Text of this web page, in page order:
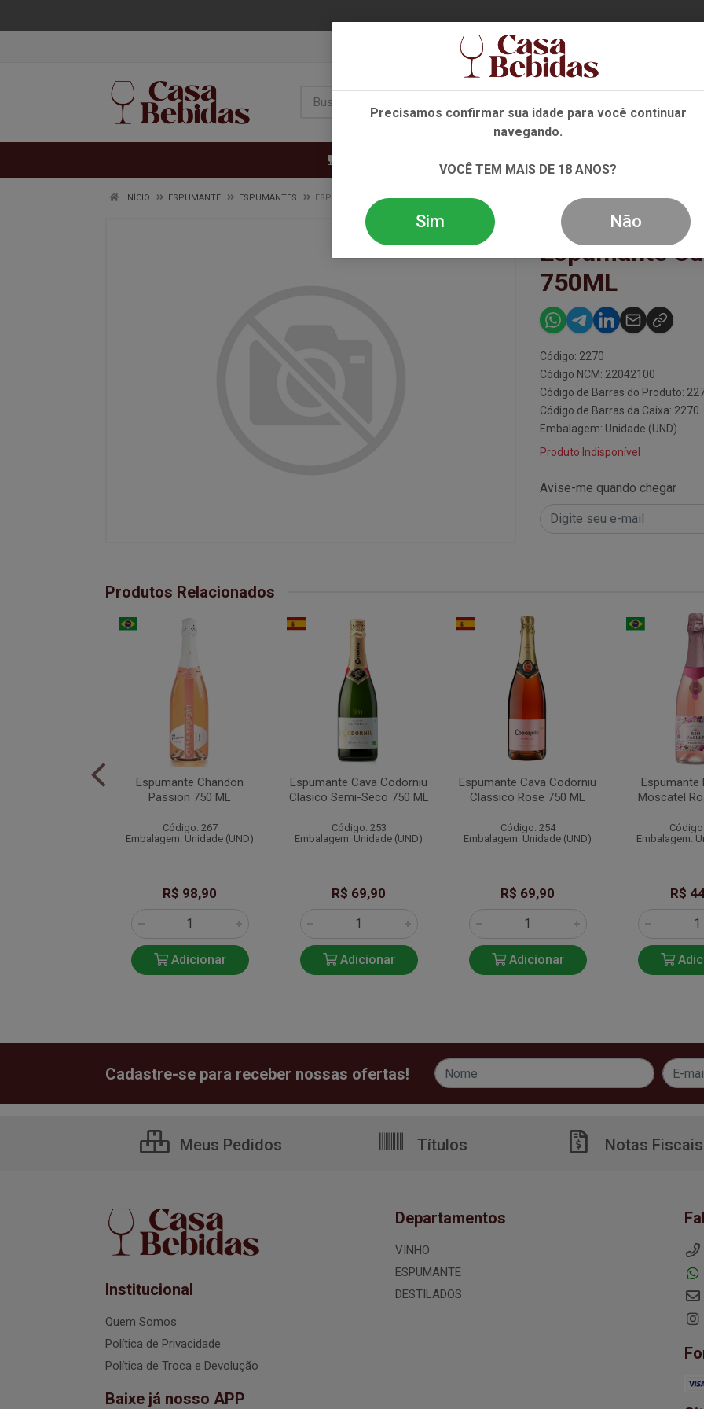
INÍCIO ESPUMANTE ESPUMANTES ESPUMANTE CASA VALDUGA 130 BRUT 750ML
Espumante
750ML
Código: 2270
Código NCM: 22042100
Código de Barras do Produto:
Código de Barras da Caixa: 2270
Embalagem: Unidade (UND)
Produto Indisponível
Avise-me quando chegar
Produtos Relacionados
Espumante Chandon
Passion 750 ML
Código: 267
Embalagem: Unidade (UND)
R$ 98,90
Adicionar
Espumante Cava Codorniu
Clasico Semi-Seco 750 ML
Código: 253
Embalagem: Unidade (UND)
R$ 69,90
Adicionar
Espumante Cava Codorniu
Classico Rose 750 ML
Código: 254
Embalagem: Unidade (UND)
R$ 69,90
Adicionar
Espumante
Moscatel
Embalagem:
R$
Cadastre-se para receber nossas ofertas!
Meus Pedidos Títulos Notas Fiscais
Institucional
Quem Somos
Política de Privacidade
Política de Troca e Devolução
Baixe já nosso APP
Departamentos
VINHO
ESPUMANTE
DESTILADOS
Precisamos confirmar sua idade para você continuar
navegando.
VOCÊ TEM MAIS DE 18 ANOS?
Sim Não